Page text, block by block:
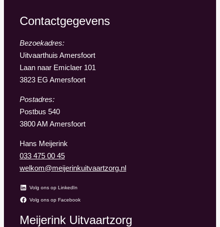
Contactgegevens
Bezoekadres:
Uitvaarthuis Amersfoort
Laan naar Emiclaer 101
3823 EG Amersfoort
Postadres:
Postbus 540
3800 AM Amersfoort
Hans Meijerink
033 475 00 45
welkom@meijerinkuitvaartzorg.nl
Volg ons op LinkedIn
Volg ons op Facebook
Meijerink Uitvaartzorg